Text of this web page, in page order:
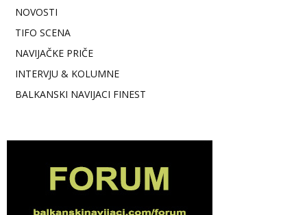
NOVOSTI
TIFO SCENA
NAVIJAČKE PRIČE
INTERVJU & KOLUMNE
BALKANSKI NAVIJACI FINEST